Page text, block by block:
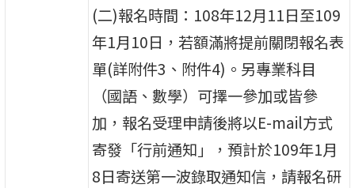
(二)報名時間：108年12月11日至109
年1月10日，若額滿將提前關閉報名表
單(詳附件3、附件4)。另專業科目
（國語、數學）可擇一參加或皆參
加，報名受理申請後將以E-mail方式
寄發「行前通知」，預計於109年1月
8日寄送第一波錄取通知信，請報名研